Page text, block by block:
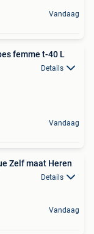
Vandaag
femme t-40 L
Details
Vandaag
Rok Strik Donau Pique Zelf maat Heren
Details
Vandaag